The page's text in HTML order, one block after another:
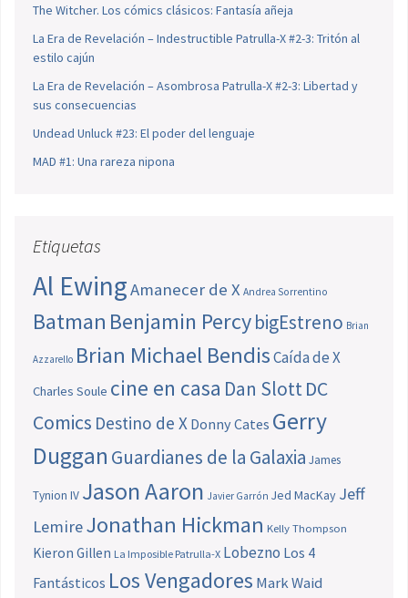
The Witcher. Los cómics clásicos: Fantasía añeja
La Era de Revelación – Indestructible Patrulla-X #2-3: Tritón al
estilo cajún
La Era de Revelación – Asombrosa Patrulla-X #2-3: Libertad y
sus consecuencias
Undead Unluck #23: El poder del lenguaje
MAD #1: Una rareza nipona
Etiquetas
Al EwingAmanecer de X Andrea Sorrentino
Batman Benjamin PercybigEstreno Brian
Azzarello Brian Michael BendisCaída de X
Charles Soule cine en casa Dan SlottDC
Comics Destino de X Donny Cates Gerry
Duggan Guardianes de la Galaxia James
Tynion IV Jason Aaron Javier Garrón Jed MacKay Jeff
LemireJonathan Hickman Kelly Thompson
Kieron Gillen La Imposible Patrulla-X Lobezno Los 4
Fantásticos Los Vengadores Mark Waid